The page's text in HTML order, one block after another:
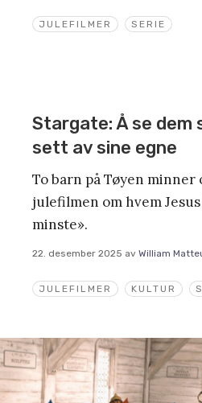
JULEFILMER SERIE
JULEFILMER KULTUR
Stargate: Å se dem
sett av sine egne
To barn på Tøyen minner
julefilmen om hvem
minste».
22. desember 2025 av William